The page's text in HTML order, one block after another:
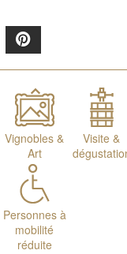
Vignobles &
Art
Visite &
Personnes à
mobilité
réduite